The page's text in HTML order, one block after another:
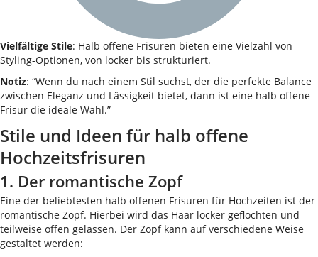
Vielfältige Stile: Halb offene Frisuren bieten eine Vielzahl von
Styling-Optionen, von locker bis strukturiert.
Notiz: “Wenn du nach einem Stil suchst, der die perfekte Balance
zwischen Eleganz und Lässigkeit bietet, dann ist eine halb offene
Frisur die ideale Wahl.”
Stile und Ideen für halb offene
Hochzeitsfrisuren
1. Der romantische Zopf
Eine der beliebtesten halb offenen Frisuren für Hochzeiten ist der
romantische Zopf. Hierbei wird das Haar locker geflochten und
teilweise offen gelassen. Der Zopf kann auf verschiedene Weise
gestaltet werden: